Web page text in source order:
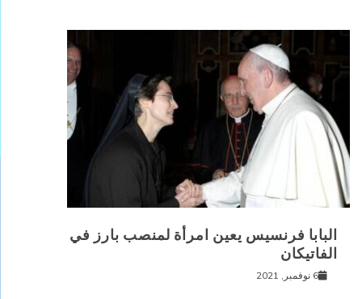
البابا فرنسيس يعين امرأة لمنصب بارز في
الفاتيكان
6 نوفمبر, 2021